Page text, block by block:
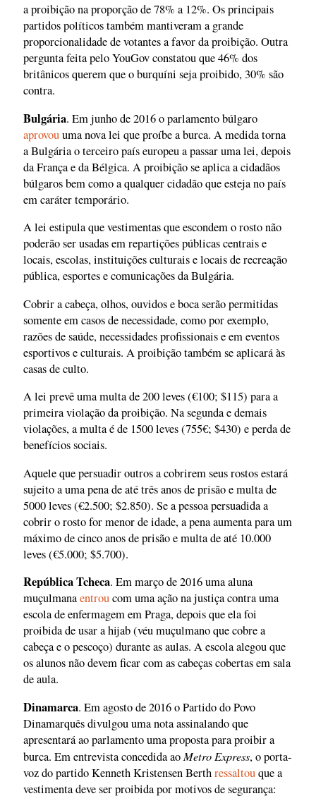
a proibição na proporção de 78% a 12%. Os principais
partidos políticos também mantiveram a grande
proporcionalidade de votantes a favor da proibição. Outra
pergunta feita pelo YouGov constatou que 46% dos
britânicos querem que o burquíni seja proibido, 30% são
contra.
Bulgária. Em junho de 2016 o parlamento búlgaro
aprovouuma nova lei que proíbe a burca. A medida torna
a Bulgária o terceiro país europeu a passar uma lei, depois
da França e da Bélgica. A proibição se aplica a cidadãos
búlgaros bem como a qualquer cidadão que esteja no país
em caráter temporário.
A lei estipula que vestimentas que escondem o rosto não
poderão ser usadas em repartições públicas centrais e
locais, escolas, instituições culturais e locais de recreação
pública, esportes e comunicações da Bulgária.
Cobrir a cabeça, olhos, ouvidos e boca serão permitidas
somente em casos de necessidade, como por exemplo,
razões de saúde, necessidades profissionais e em eventos
esportivos e culturais. A proibição também se aplicará às
casas de culto.
A lei prevê uma multa de 200 leves (€100; $115) para a
primeira violação da proibição. Na segunda e demais
violações, a multa é de 1500 leves (755€; $430) e perda de
benefícios sociais.
Aquele que persuadir outros a cobrirem seus rostos estará
sujeito a uma pena de até três anos de prisão e multa de
5000 leves (€2.500; $2.850). Se a pessoa persuadida a
cobrir o rosto for menor de idade, a pena aumenta para um
máximo de cinco anos de prisão e multa de até 10.000
leves (€5.000; $5.700).
República Tcheca. Em março de 2016 uma aluna
muçulmanaentroucom uma ação na justiça contra uma
escola de enfermagem em Praga, depois que ela foi
proibida de usar a hijab (véu muçulmano que cobre a
cabeça e o pescoço) durante as aulas. A escola alegou que
os alunos não devem ficar com as cabeças cobertas em sala
de aula.
Dinamarca. Em agosto de 2016 o Partido do Povo
Dinamarquês divulgou uma nota assinalando que
apresentará ao parlamento uma proposta para proibir a
burca. Em entrevista concedida aoMetro Express, o porta-
voz do partido Kenneth Kristensen Berthressaltouque a
vestimenta deve ser proibida por motivos de segurança: